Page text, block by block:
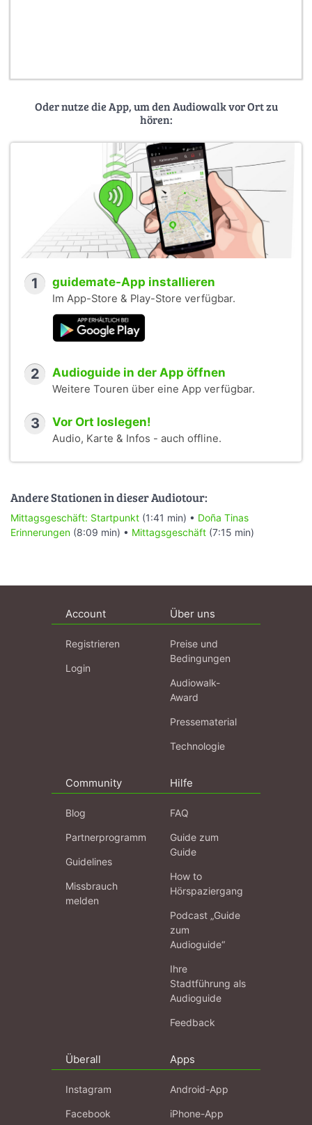
Oder nutze die App, um den Audiowalk vor Ort zu
hören:
1 guidemate-App installieren
Im App-Store & Play-Store verfügbar.
2 Audioguide in der App öffnen
Weitere Touren über eine App verfügbar.
3 Vor Ort loslegen!
Audio, Karte & Infos - auch offline.
Andere Stationen in dieser Audiotour:
Mittagsgeschäft: Startpunkt (1:41 min) • Doña Tinas
Erinnerungen (8:09 min) • Mittagsgeschäft (7:15 min)
Account
Registrieren
Login
Über uns
Preise und
Bedingungen
Audiowalk-
Award
Pressematerial
Technologie
Community
Blog
Partnerprogramm
Guidelines
Missbrauch
melden
Hilfe
FAQ
Guide zum
Guide
How to
Hörspaziergang
Podcast „Guide
zum
Audioguide“
Ihre
Stadtführung als
Audioguide
Feedback
Überall
Instagram
Facebook
Apps
Android-App
iPhone-App